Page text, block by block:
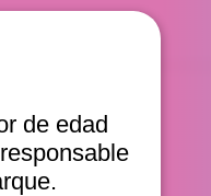
de edad